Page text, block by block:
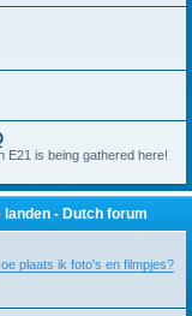
E21 is being gathered here!
- Dutch forum
plaats ik foto's en filmpjes?